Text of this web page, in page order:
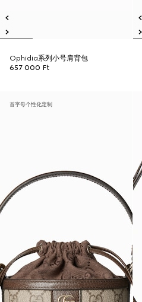
Ophidia系列小号肩背包
657 000 Ft
首字母个性化定制